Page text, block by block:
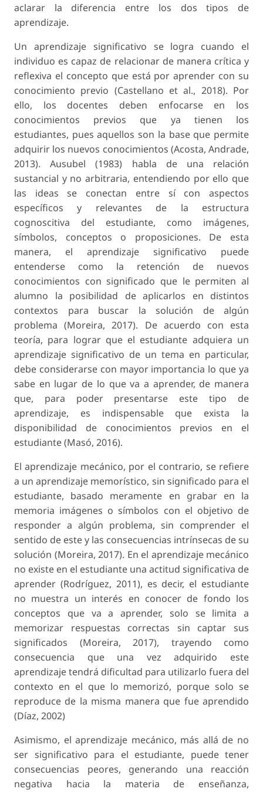
aclarar la diferencia entre los dos tipos de
aprendizaje.
Un aprendizaje significativo se logra cuando el
individuo es capaz de relacionar de manera crítica y
reflexiva el concepto que está por aprender con su
conocimiento previo (Castellano et al., 2018). Por
ello, los docentes deben enfocarse en los
conocimientos previos que ya tienen los
estudiantes, pues aquellos son la base que permite
adquirir los nuevos conocimientos (Acosta, Andrade,
2013). Ausubel (1983) habla de una relación
sustancial y no arbitraria, entendiendo por ello que
las ideas se conectan entre sí con aspectos
específicos y relevantes de la estructura
cognoscitiva del estudiante, como imágenes,
símbolos, conceptos o proposiciones. De esta
manera, el aprendizaje significativo puede
entenderse como la retención de nuevos
conocimientos con significado que le permiten al
alumno la posibilidad de aplicarlos en distintos
contextos para buscar la solución de algún
problema (Moreira, 2017). De acuerdo con esta
teoría, para lograr que el estudiante adquiera un
aprendizaje significativo de un tema en particular,
debe considerarse con mayor importancia lo que ya
sabe en lugar de lo que va a aprender, de manera
que, para poder presentarse este tipo de
aprendizaje, es indispensable que exista la
disponibilidad de conocimientos previos en el
estudiante (Masó, 2016).
El aprendizaje mecánico, por el contrario, se refiere
a un aprendizaje memorístico, sin significado para el
estudiante, basado meramente en grabar en la
memoria imágenes o símbolos con el objetivo de
responder a algún problema, sin comprender el
sentido de este y las consecuencias intrínsecas de su
solución (Moreira, 2017). En el aprendizaje mecánico
no existe en el estudiante una actitud significativa de
aprender (Rodríguez, 2011), es decir, el estudiante
no muestra un interés en conocer de fondo los
conceptos que va a aprender, solo se limita a
memorizar respuestas correctas sin captar sus
significados (Moreira, 2017), trayendo como
consecuencia que una vez adquirido este
aprendizaje tendrá dificultad para utilizarlo fuera del
contexto en el que lo memorizó, porque solo se
reproduce de la misma manera que fue aprendido
(Díaz, 2002)
Asimismo, el aprendizaje mecánico, más allá de no
ser significativo para el estudiante, puede tener
consecuencias peores, generando una reacción
negativa hacia la materia de enseñanza,